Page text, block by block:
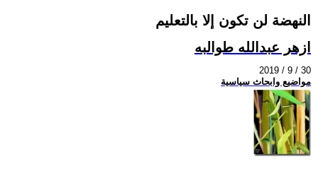
النهضة لن تكون إلا بالتعليم
ازهر عبدالله طوالبه
2019 / 9 / 30
مواضيع وابحاث سياسية